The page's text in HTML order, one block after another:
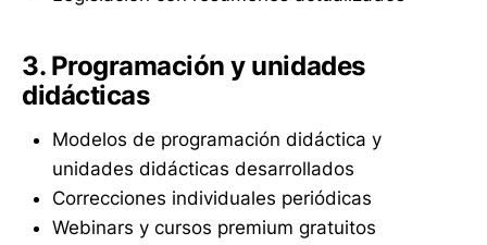
3. Programación y unidades
didácticas
Modelos de programación didáctica y
unidades didácticas desarrollados
Correcciones individuales periódicas
Webinars y cursos premium gratuitos